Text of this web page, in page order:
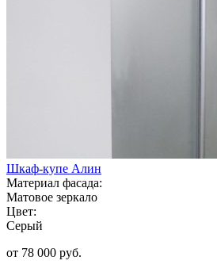
Шкаф-купе Алин
Материал фасада:
Матовое зеркало
Цвет:
Серый
от 78 000 руб.